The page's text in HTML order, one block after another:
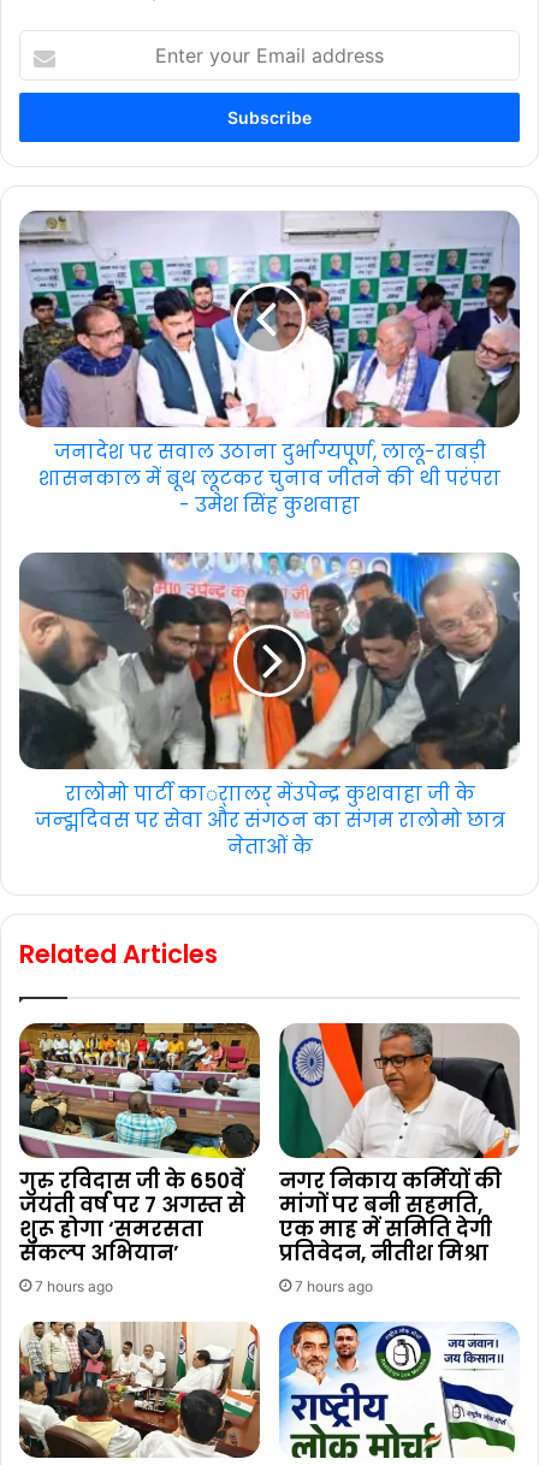
your
Email
जनादेश पर सवाल उठाना दुर्भाग्यपूर्ण, लालू-राबड़ी
शासनकाल में बूथ लूटकर चुनाव जीतने की थी परंपरा
- उमेश सिंह कुशवाहा
रालोमो पार्टी कार्ाालर् मेंउपेन्द्र कुशवाहा जी के
जन्द्मदिवस पर सेवा और संगठन का संगम रालोमो छात्र
नेताओं के
Related Articles
गुरु रविदास जी के 650वें
जयंती वर्ष पर 7 अगस्त से
शुरू होगा ‘समरसता
संकल्प अभियान’
7 hours ago
नगर निकाय कर्मियों की
मांगों पर बनी सहमति,
एक माह में समिति देगी
प्रतिवेदन, नीतीश मिश्रा
7 hours ago